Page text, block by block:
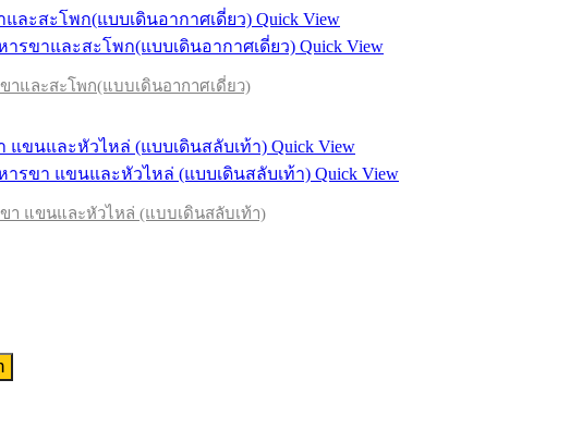
Quick View
Quick View
าและสะโพก(แบบเดินอากาศเดี่ยว)
Quick View
Quick View
า แขนและหัวไหล่ (แบบเดินสลับเท้า)